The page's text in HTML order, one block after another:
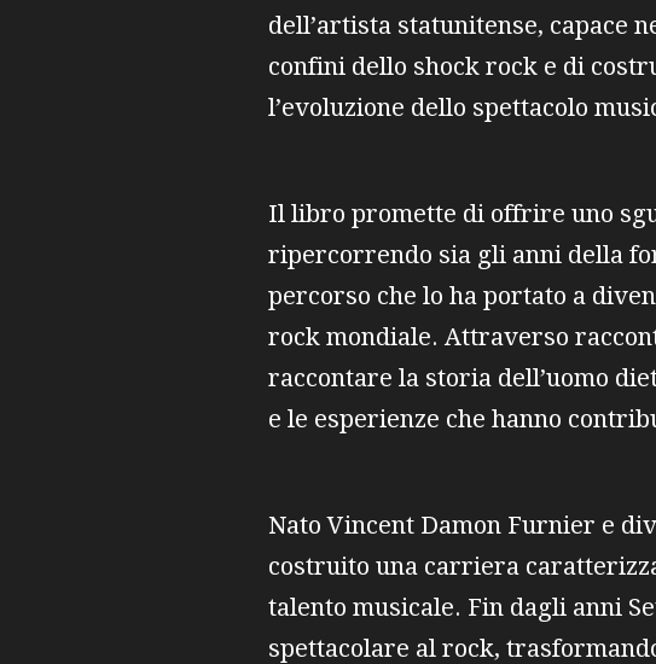
dell’artista statunitense, capace
confini dello shock rock e di
l’evoluzione dello spettacolo
Il libro promette di offrire uno
ripercorrendo sia gli anni della
percorso che lo ha portato a
rock mondiale. Attraverso
raccontare la storia dell’uomo
e le esperienze che hanno
Nato Vincent Damon Furnier e
costruito una carriera
talento musicale. Fin dagli anni
spettacolare al rock,